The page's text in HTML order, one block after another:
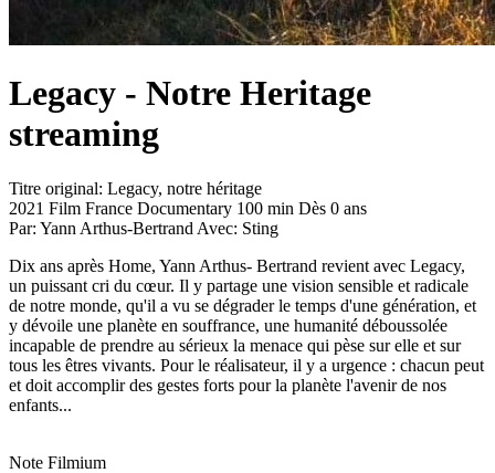
Legacy - Notre Heritage
streaming
Titre original: Legacy, notre héritage
2021 Film France Documentary 100 min Dès 0 ans
Par: Yann Arthus-Bertrand Avec: Sting
Dix ans après Home, Yann Arthus- Bertrand revient avec Legacy,
un puissant cri du cœur. Il y partage une vision sensible et radicale
de notre monde, qu'il a vu se dégrader le temps d'une génération, et
y dévoile une planète en souffrance, une humanité déboussolée
incapable de prendre au sérieux la menace qui pèse sur elle et sur
tous les êtres vivants. Pour le réalisateur, il y a urgence : chacun peut
et doit accomplir des gestes forts pour la planète l'avenir de nos
enfants...
Note Filmium